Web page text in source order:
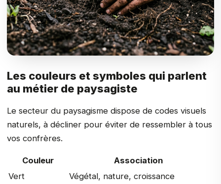
Les couleurs et symboles qui parlent
au métier de paysagiste
Le secteur du paysagisme dispose de codes visuels
naturels, à décliner pour éviter de ressembler à tous
vos confrères.
Couleur
Association
Vert
Végétal, nature, croissance